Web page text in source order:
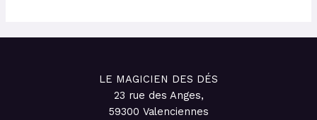
LE MAGICIEN DES DÉS
23 rue des Anges,
59300 Valenciennes